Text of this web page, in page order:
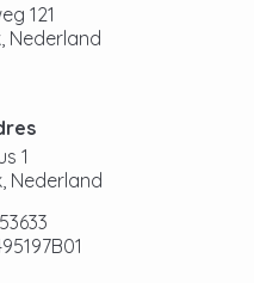
121
Nederland
1
Nederland